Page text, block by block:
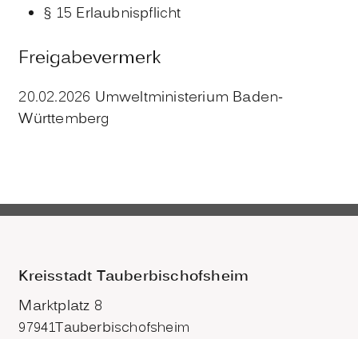
§ 15 Erlaubnispflicht
Freigabevermerk
20.02.2026 Umweltministerium Baden-
Württemberg
Kreisstadt Tauberbischofsheim
Marktplatz 8
97941Tauberbischofsheim